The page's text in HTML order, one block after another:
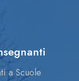
a Scuole